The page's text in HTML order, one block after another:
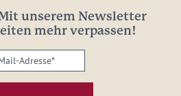
unserem Newsletter
mehr verpassen!